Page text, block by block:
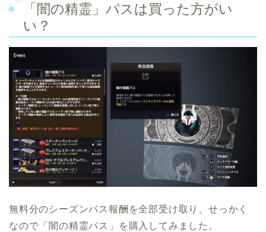
「闇の精霊」パスは買った方がい
い？
無料分のシーズンパス報酬を全部受け取り、せっかく
なので「闇の精霊パス」を購入してみました。